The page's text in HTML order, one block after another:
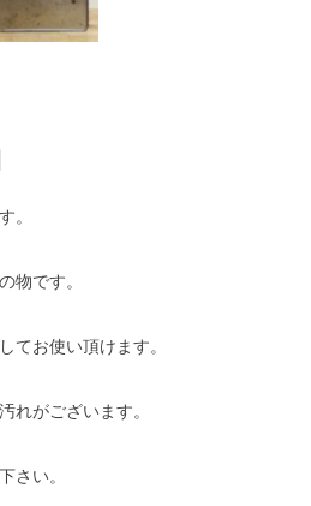
。
物です。
てお使い頂けます。
れがございます。
さい。